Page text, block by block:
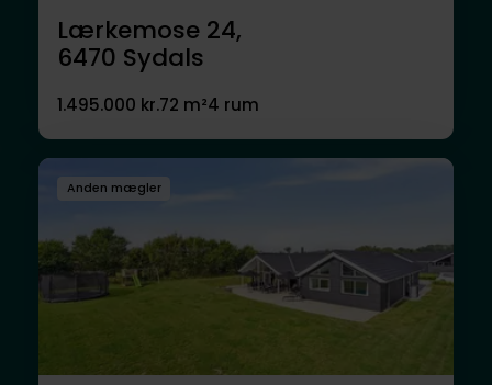
Lærkemose 24,
6470 Sydals
1.495.000 kr.72 m²4 rum
Anden mægler